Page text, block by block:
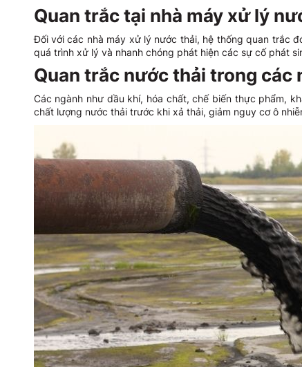
Quan trắc tại nhà máy xử lý
Đối với các nhà máy xử lý nước thải, hệ thống quan trắc
quá trình xử lý và nhanh chóng phát hiện các sự cố phát
Quan trắc nước thải trong các
Các ngành như dầu khí, hóa chất, chế biến thực phẩm,
chất lượng nước thải trước khi xả thải, giảm nguy cơ ô